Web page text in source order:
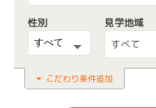
性別
見学地域
すべて
こだわり条件追加